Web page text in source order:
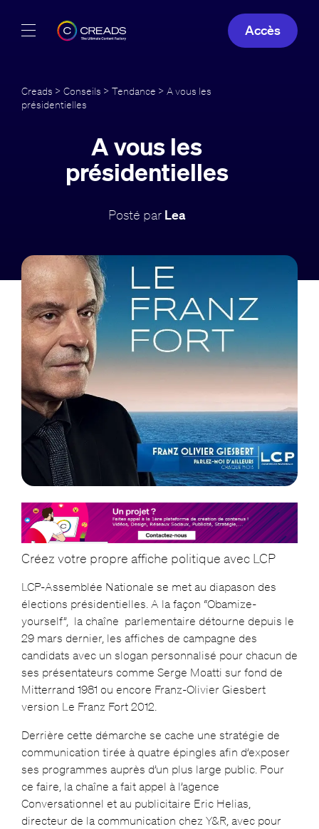
Offres
FR
Accès
Creads > Conseils > Tendance > A vous les
présidentielles
A vous les
présidentielles
Posté par Lea
Créez votre propre affiche politique avec LCP
LCP-Assemblée Nationale se met au diapason des
élections présidentielles. A la façon “Obamize-
yourself”, la chaîne parlementaire détourne depuis le
29 mars dernier, les affiches de campagne des
candidats avec un slogan personnalisé pour chacun de
ses présentateurs comme Serge Moatti sur fond de
Mitterrand 1981 ou encore Franz-Olivier Giesbert
version Le Franz Fort 2012.
Derrière cette démarche se cache une stratégie de
communication tirée à quatre épingles afin d’exposer
ses programmes auprès d’un plus large public. Pour
ce faire, la chaîne a fait appel à l’agence
Conversationnel et au publicitaire Eric Helias,
directeur de la communication chez Y&R, avec pour